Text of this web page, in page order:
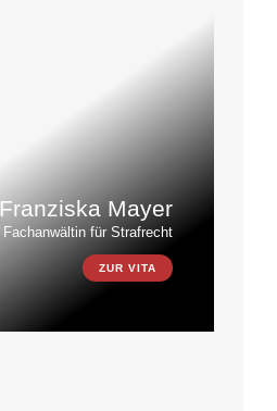
Franziska Mayer
Fachanwältin für Strafrecht
ZUR VITA